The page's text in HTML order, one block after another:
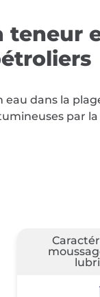
teneur
dans la
par
de